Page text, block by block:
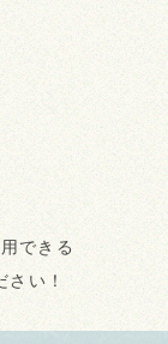
できる
い！